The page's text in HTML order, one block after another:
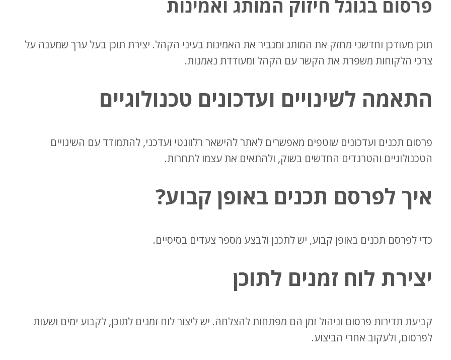
פרסום בגוגל חיזוק המותג ואמינות
תוכן מעודכן וחדשני מחזק את המותג ומגביר את האמינות בעיני הקהל. יצירת תוכן בעל ערך שמענה על
צרכי הלקוחות משפרת את הקשר עם הקהל ומעודדת נאמנות.
התאמה לשינויים ועדכונים טכנולוגיים
פרסום תכנים ועדכונים שוטפים מאפשרים לאתר להישאר רלוונטי ועדכני, להתמודד עם השינויים
הטכנולוגיים והטרנדים החדשים בשוק, ולהתאים את עצמו לתחרות.
איך לפרסם תכנים באופן קבוע?
כדי לפרסם תכנים באופן קבוע, יש לתכנן ולבצע מספר צעדים בסיסיים.
יצירת לוח זמנים לתוכן
קביעת תדירות פרסום וניהול זמן הם מפתחות להצלחה. יש ליצור לוח זמנים לתוכן, לקבוע ימים ושעות
לפרסום, ולעקוב אחרי הביצוע.